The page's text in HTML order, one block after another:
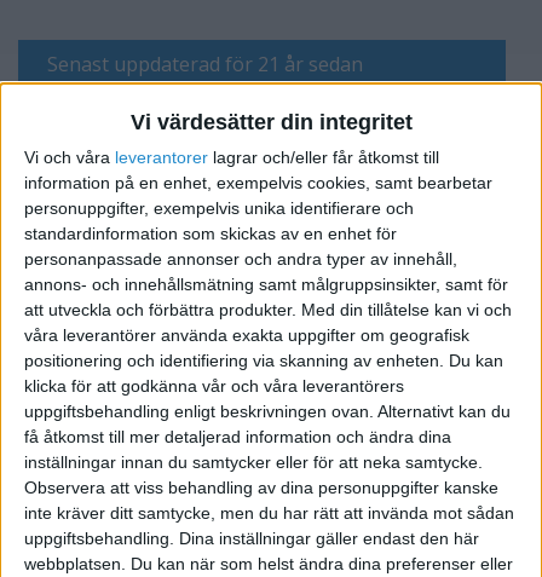
Vi värdesätter din integritet
Vi och våra leverantorer lagrar och/eller får åtkomst till
information på en enhet, exempelvis cookies, samt bearbetar
personuppgifter, exempelvis unika identifierare och
standardinformation som skickas av en enhet för
personanpassade annonser och andra typer av innehåll,
annons- och innehållsmätning samt målgruppsinsikter, samt för
att utveckla och förbättra produkter. Med din tillåtelse kan vi och
våra leverantörer använda exakta uppgifter om geografisk
positionering och identifiering via skanning av enheten. Du kan
klicka för att godkänna vår och våra leverantörers
uppgiftsbehandling enligt beskrivningen ovan. Alternativt kan du
få åtkomst till mer detaljerad information och ändra dina
inställningar innan du samtycker eller för att neka samtycke.
Observera att viss behandling av dina personuppgifter kanske
inte kräver ditt samtycke, men du har rätt att invända mot sådan
uppgiftsbehandling. Dina inställningar gäller endast den här
webbplatsen. Du kan när som helst ändra dina preferenser eller
Senast uppdaterad för 21 år sedan
Skriv svar
Moms vid import & export?
2005-07-20 04:27
Skulle gärna vilja ha klart för mig en gång för
alla hur det fungerar med moms vid import och
export??